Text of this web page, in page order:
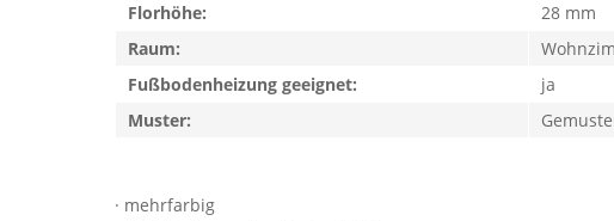
· mehrfarbig
Florhöhe:
28 mm
Raum:
Fußbodenheizung geeignet:
ja
Muster: